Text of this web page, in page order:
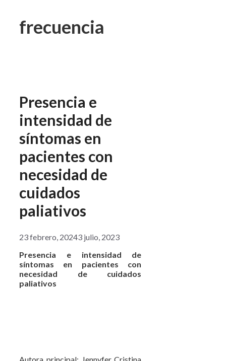
frecuencia
Presencia e
intensidad de
síntomas en
pacientes con
necesidad de
cuidados
paliativos
23 febrero, 20243 julio, 2023
Presencia e intensidad de
síntomas en pacientes con
necesidad de cuidados
paliativos